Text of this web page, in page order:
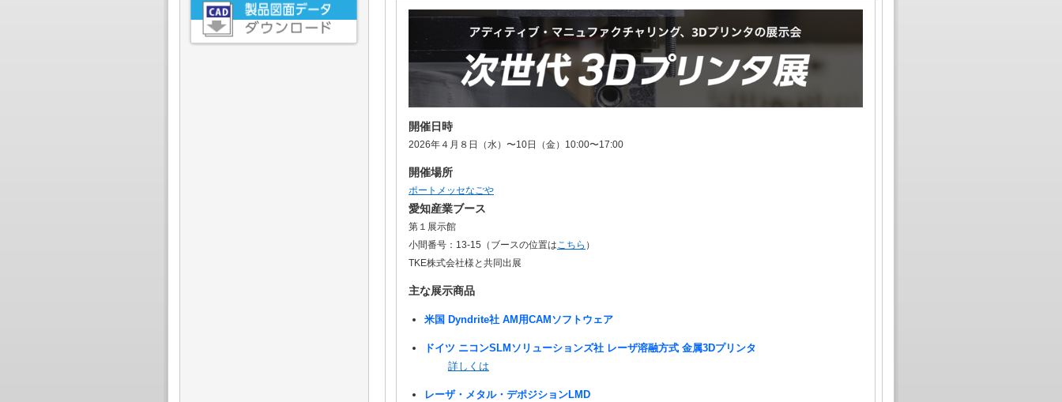
開催日時
2026年４月８日（水）〜10日（金）10:00〜17:00
開催場所
ポートメッセなごや
愛知産業ブース
第１展示館
小間番号：13-15（ブースの位置はこちら ）
TKE株式会社様と共同出展
主な展示商品
米国 Dyndrite社 AM用CAMソフトウェア
ドイツ ニコンSLMソリューションズ社 レーザ溶融方式 金属3Dプリンタ
詳しくは
レーザ・メタル・デポジションLMD